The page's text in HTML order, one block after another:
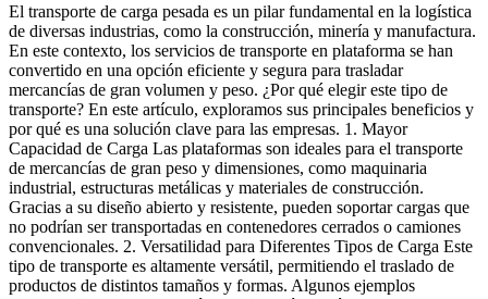
El transporte de carga pesada es un pilar fundamental en la logística
de diversas industrias, como la construcción, minería y manufactura.
En este contexto, los servicios de transporte en plataforma se han
convertido en una opción eficiente y segura para trasladar
mercancías de gran volumen y peso. ¿Por qué elegir este tipo de
transporte? En este artículo, exploramos sus principales beneficios y
por qué es una solución clave para las empresas. 1. Mayor
Capacidad de Carga Las plataformas son ideales para el transporte
de mercancías de gran peso y dimensiones, como maquinaria
industrial, estructuras metálicas y materiales de construcción.
Gracias a su diseño abierto y resistente, pueden soportar cargas que
no podrían ser transportadas en contenedores cerrados o camiones
convencionales. 2. Versatilidad para Diferentes Tipos de Carga Este
tipo de transporte es altamente versátil, permitiendo el traslado de
productos de distintos tamaños y formas. Algunos ejemplos